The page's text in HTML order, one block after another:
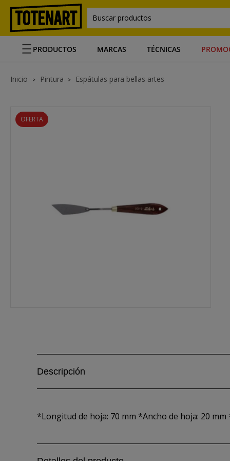
Buscar productos
PRODUCTOS MARCAS TÉCNICAS
Inicio Pintura Espátulas para bellas artes
OFERTA
Descripción
*Longitud de hoja: 70 mm *Ancho de hoja: 20